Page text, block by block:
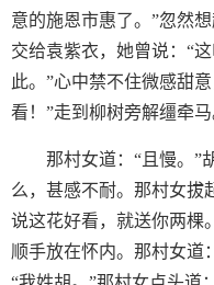
意的施恩市惠了。”忽然
交给袁紫衣，她曾说：“
此。”心中禁不住微感甜
看！”走到柳树旁解缰牵马
那村女道：“且慢。”
么，甚感不耐。那村女拔
说这花好看，就送你两棵
顺手放在怀内。那村女道